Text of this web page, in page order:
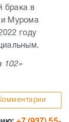
брака в
Мурома
году
102»